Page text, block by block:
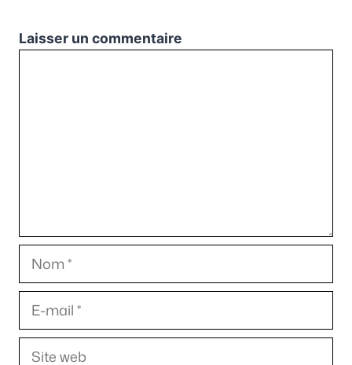
Laisser un commentaire
Nom
E-
mail
Site